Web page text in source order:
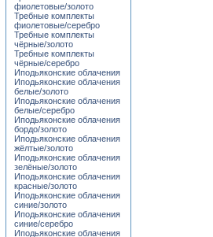
фиолетовые/золото
Требные комплекты
фиолетовые/серебро
Требные комплекты
чёрные/золото
Требные комплекты
чёрные/серебро
Иподьяконские облачения
Иподьяконские облачения
белые/золото
Иподьяконские облачения
белые/серебро
Иподьяконские облачения
бордо/золото
Иподьяконские облачения
жёлтые/золото
Иподьяконские облачения
зелёные/золото
Иподьяконские облачения
красные/золото
Иподьяконские облачения
синие/золото
Иподьяконские облачения
синие/серебро
Иподьяконские облачения